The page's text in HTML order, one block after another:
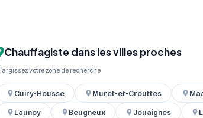
Chauffagiste dans les villes proches
votre zone de recherche
Cuiry-Housse Muret-et-Crouttes
Launoy
Beugneux Jouaignes